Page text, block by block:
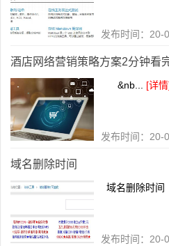
发布时间：
酒店网络营销策略方案2分钟看
&nb... [详
发布时间：
域名删除时间
域名删除时间
发布时间：